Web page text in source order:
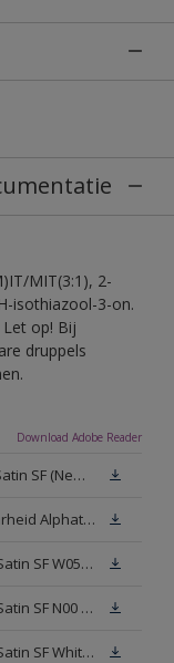
MIT(3:1), 2-
isothiazool-3-on.
op! Bij
druppels
Download Adobe Reader
Technisch Informatieblad Alphatex Satin SF (New Livery) (PDF)
Technical Report decontamineerbaarheid Alphatex Satin SF
Veiligheidsinformatieblad Alphatex Satin SF W05 (MSDS)
Veiligheidsinformatieblad Alphatex Satin SF N00 (MSDS)
Veiligheidsinformatieblad Alphatex Satin SF White (MSDS)